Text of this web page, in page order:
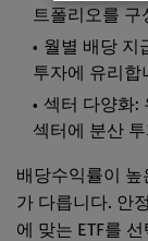
트폴리오를 구
월별 배당 지
투자에 유리합
섹터 다양화:
섹터에 분산
배당수익률이 높
가 다릅니다. 안
에 맞는 ETF를